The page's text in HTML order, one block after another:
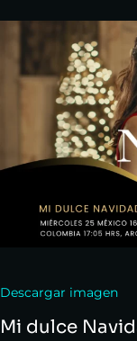
Descargar imagen
Mi dulce